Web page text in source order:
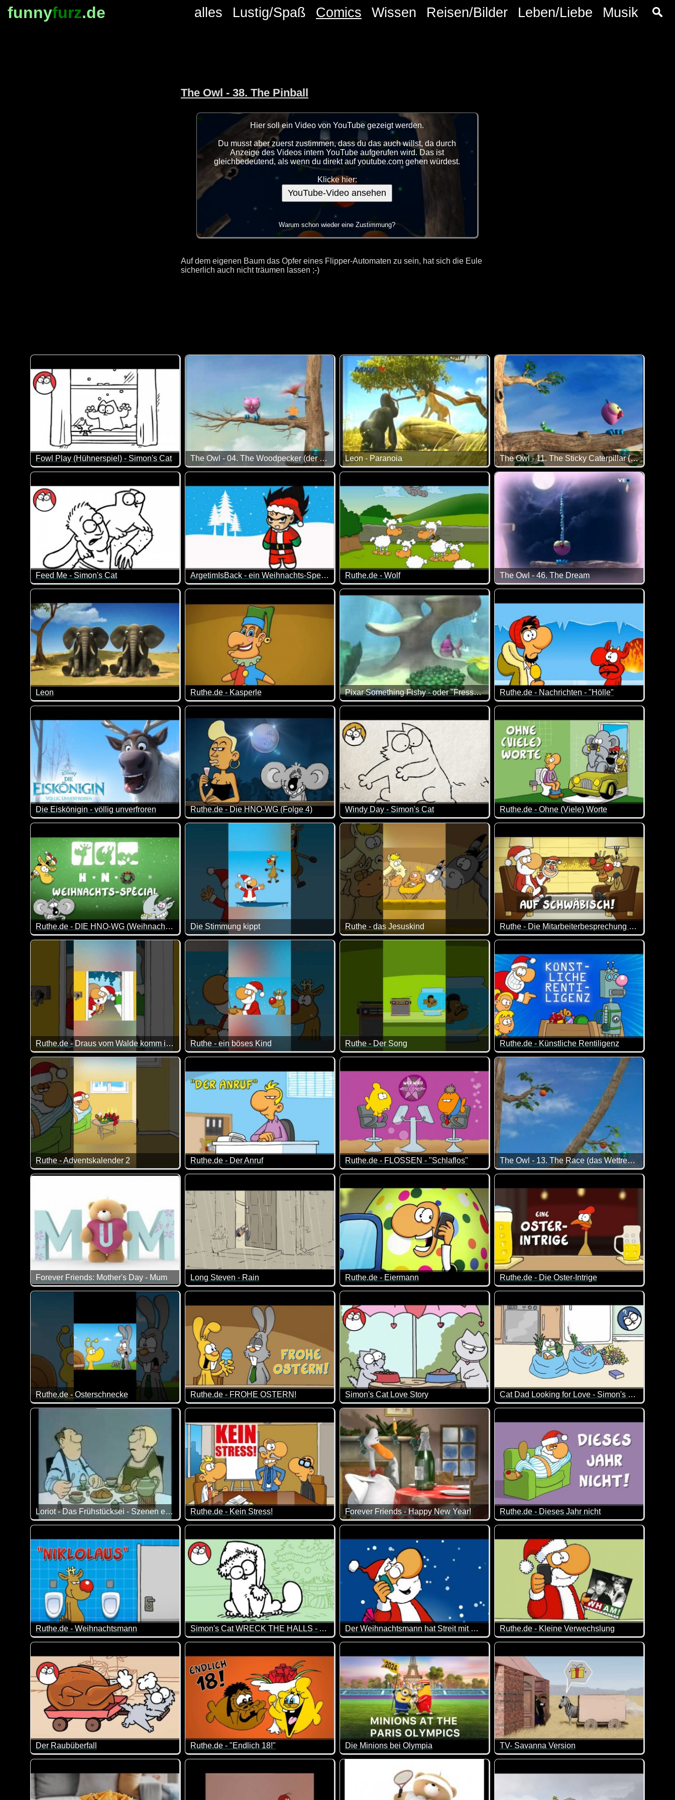
funnyfurz.de alles Lustig/Spaß Comics Wissen Reisen/Bilder Leben/Liebe Musik
The Owl - 38. The Pinball
Hier soll ein Video von YouTube gezeigt werden.
Du musst aber zuerst zustimmen, dass du das auch willst, da durch
Anzeige des Videos intern YouTube aufgerufen wird. Das ist
gleichbedeutend, als wenn du direkt auf youtube.com gehen würdest.
Klicke hier:
YouTube-Video ansehen
Warum schon wieder eine Zustimmung?
Auf dem eigenen Baum das Opfer eines Flipper-Automaten zu sein, hat sich die Eule
sicherlich auch nicht träumen lassen ;-)
Fowl Play (Hühnerspiel) - Simon's Cat
Na da würde ich mich aber auch bedanken, wenn sich mein leckerer Braten derartig verändert ;-)
The Owl - 04. The Woodpecker (der Specht)
Wieder eine nette Folge...
Leon - Paranoia
Netter Zeichentrick: Man sollte es nicht glauben, dass ein großer Gorilla vor einer kleinen
The Owl - 11. The Sticky Caterpillar (Klebrige Raupe)
Eigentlich hat es die Eule nur auf die Raupe
Feed Me - Simon's Cat
Simons's Cat kann es mal wieder nicht erwarten bis es Fressen gibt. Typisch. Dass Simon seine Katze noch nicht erschlagen hat, wundert einen wirklich :-)
ArgetimIsBack - ein Weihnachts-Special
Er ist ein richtiger Fan von Weihnachten...
Ruthe.de - Wolf
In diesem Video ist wohl der Wolf der Depp ;-)
The Owl - 46. The Dream
In Eule's Traum war alles sooooooo schön und
Leon
Dieser Löwe hat es nicht leicht. Eigentlich wollte er nur ein Nickerchen machen. Bis ihn eine Spinne permanent belästigt.
Ruthe.de - Kasperle
Dieses Kasperle ist eher nichts für Kinder ;-)
Pixar Something Fishy - oder "Fressen und gefressen werden"
Klasse Kurzfilm aus der Unterwasserwelt.
Ruthe.de - Nachrichten - "Hölle"
Die etwas anderen Nachrichten ;-)
Die Eiskönigin - völlig unverfroren
Richtig toller Kurzfilm von Disney. Ganz anschauen ;-)))
Ruthe.de - Die HNO-WG (Folge 4)
Und hier kommt Folge 4 der lustigen HNO-WG. Schon komisch, wenn man zu Dritt in einem Gips-Gebilde steckt und nicht mehr weiß,
Windy Day - Simon's Cat
Ja, so ist er der Herbst - ziemlich windig! Das bekommt Simon's Cat in diesem lustigen
Ruthe.de - Ohne (Viele) Worte
Ein Cartoon ist der direkteste und schnellste
Ruthe.de - DIE HNO-WG (Weihnachtsspecial)
Dir Drei von der HNO-WG sind einfach immer wieder für einen Lacher gut. Und dieses Weihnachtsspecial ist klasse :-)
Die Stimmung kippt
Ich denke, da kann man den Weihnachtsmann sogar ein Stück weit verstehen. Denn es könnten sich wohl die meisten was Besseres
Ruthe - das Jesuskind
Ein bisschen Spaß muss sein. Was für ein aufgewecktes Jesuskindlein ;-)
Ruthe - Die Mitarbeiterbesprechung (auf schwäbisch)
Mal schauen, ob das dann dieses Jahr was wird
Ruthe.de - Draus vom Walde komm ich her
Es läuft eben nicht immer alles glatt ;-)
Ruthe - ein böses Kind
Manchmal ist es gut, wenn man sich über die Konsequenzen vorher Gedanken macht ;-)
Ruthe - Der Song
Ja klar, darauf haben wir alle gewartet :-)
Ruthe.de - Künstliche Rentiligenz
Die künstliche Intelligenz ist nicht immer und
Ruthe - Adventskalender 2
Ein nettes Ruthe-Video zur Adventszeit. An dieses Wir-schenken-uns- nichts-Märchen glauben viele Leute :-)
Ruthe.de - Der Anruf
Das ist gar nicht so arg weit weg von der Realität ;-)
Ruthe.de - FLOSSEN - "Schlaflos"
Ist doch spitze, wenn einer nicht schlafen kann und den anderen dann gleich mit wach hält
The Owl - 13. The Race (das Wettrennen)
Die Eule sieht am Anfang hier noch ganz gut
Forever Friends: Mother's Day - Mum
Mama ist die Beste...
Long Steven - Rain
Bei dem Sauwetter hat Steven ganz offensichtlich keine Lust auf einen Spaziergang. Das erinnert mich total an den Dackel von
Ruthe.de - Eiermann
Man sollte keine falschen Versprechungen machen ;-)
Ruthe.de - Die Oster-Intrige
Was läuft denn da für eine Verschwörung? ;-)
Ruthe.de - Osterschnecke
Ich hoffe, deine Eier werden noch rechtzeitig geliefert ;-)
Ruthe.de - FROHE OSTERN!
Wusstest du, dass es Gothic-Hasen gibt? Ich hoffe sehr, dass euer Osterfest bunter ausfällt ;-)
Simon's Cat Love Story
Cat Dad Looking for Love - Simon's Cat
Simon's Cat will seinem Herrchen ganz
Loriot - Das Frühstücksei - Szenen einer Ehe
Zum Tag der Welttag der Ehe passt dieser Klassiker doch wie die Faust aufs Auge :-)
Ruthe.de - Kein Stress!
In jeder Firma gibt es unterschiedliche Vorschläge zum Thema Kostenreduzierung. Natürlich geht es hier mal wieder besonders schräg
Forever Friends - Happy New Year!
Die Bärchen und ich wünschen dir ein gesundes und glückliches neues Jahr!
Ruthe.de - Dieses Jahr nicht
So kann man sich täuschen :-)
Ruthe.de - Weihnachtsmann
Der Weihnachtsmann ist da! Und er bringt nicht nur Apfel, Nuss und Mandelkern, sondern auch Urinstein. Das ist mal wieder so verrückt, dass man schon wieder lachen muss :-)
Simon's Cat WRECK THE HALLS - A CHRISTMAS SPECIAL
Irgendwie kommt es anders als man denkt. Der Christbaum bleibt komischerweise verschont ;-)
Der Weihnachtsmann hat Streit mit Rudolf
Oh Mann, hoffentlich legt sich das wieder. Wenn Rudolf nicht den Schlitten zieht, sehe ich
Ruthe.de - Kleine Verwechslung
Auch der Weihnachtsmann ist nicht fehlerfrei ;-)
Der Raubüberfall
Simon's Cat hat nur Blödsinn im Kopf und verursacht immer Chaos. So auch in diesem lustigen Video.
Ruthe.de - "Endlich 18!"
Ja, mit 18 ist man zwar volljährig, aber noch lange nicht erwachsen ;-)
Die Minions bei Olympia
Wenn die Minions bei Olympia mitmachen würden, könnte da in etwas so aussehen wie in
TV- Savanna Version
Wie man ohne Worte so viel sagen kann :-)